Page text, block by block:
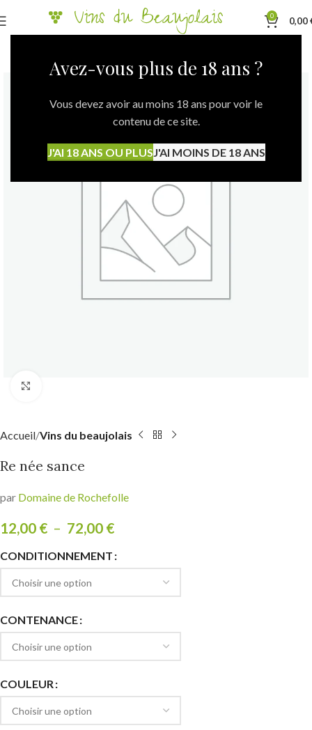
Avez-vous plus de 18 ans ?
Vous devez avoir au moins 18 ans pour voir le
contenu de ce site.
J'AI 18 ANS OU PLUSJ'AI MOINS DE 18 ANS
0 0,00
Accueil Vins du beaujolais
Re née sance
par Domaine de Rochefolle
12,00 € – 72,00 €
CONDITIONNEMENT
CONTENANCE
COULEUR